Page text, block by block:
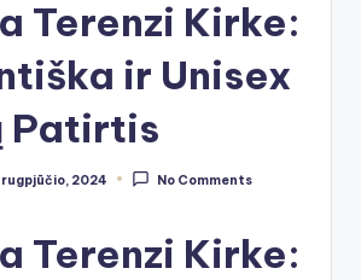
Terenzi Kirke:
ir Unisex
Patirtis
rugpjūčio, 2024 No Comments
Terenzi Kirke: